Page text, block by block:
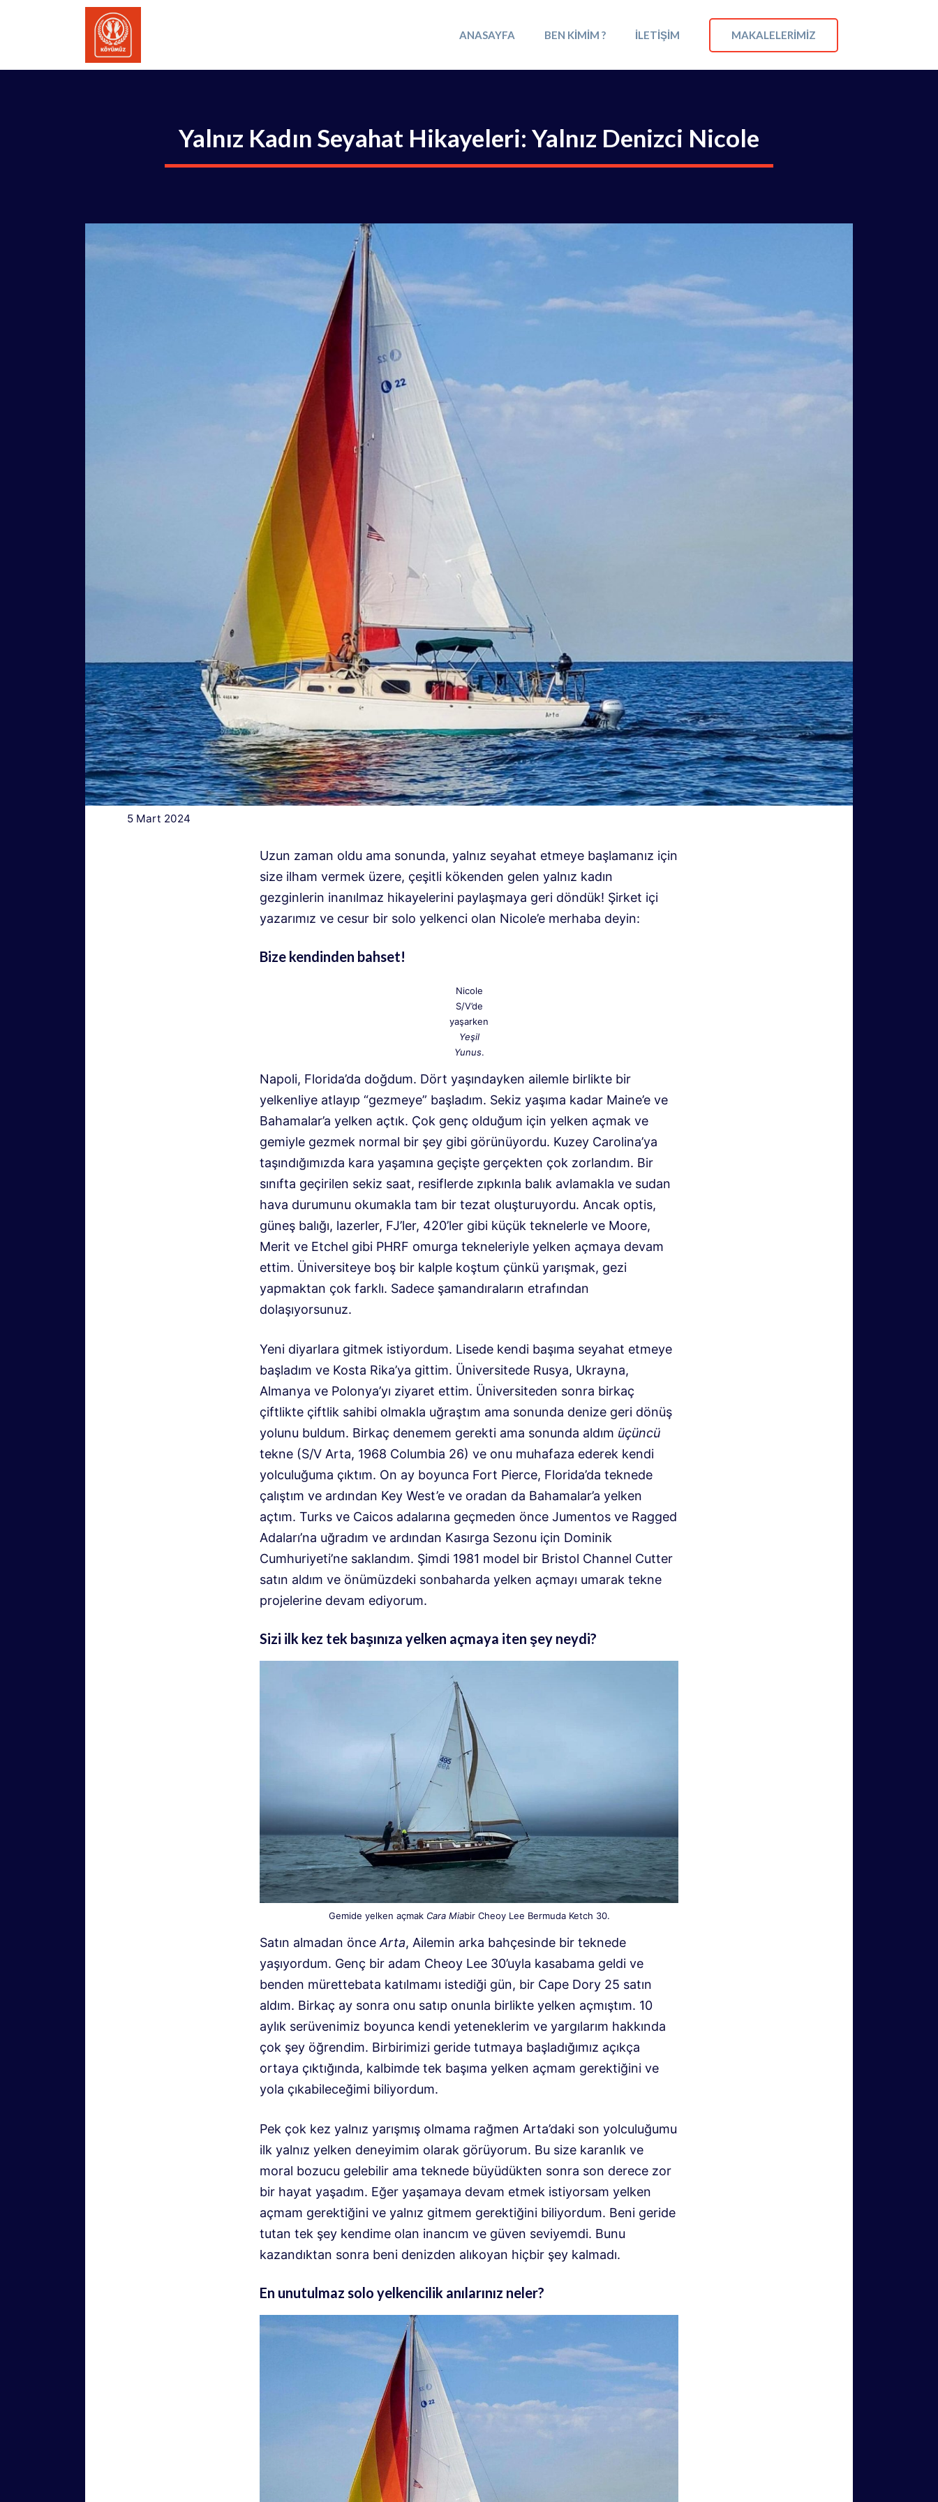
ANASAYFA BEN KIMIM ? İLETIŞIM MAKALELERIMIZ
Yalnız Kadın Seyahat Hikayeleri: Yalnız Denizci Nicole
5 Mart 2024
Uzun zaman oldu ama sonunda, yalnız seyahat etmeye başlamanız için
size ilham vermek üzere, çeşitli kökenden gelen yalnız kadın
gezginlerin inanılmaz hikayelerini paylaşmaya geri döndük! Şirket içi
yazarımız ve cesur bir solo yelkenci olan Nicole’e merhaba deyin:
Bize kendinden bahset!
Nicole
S/V’de
yaşarken
Yeşil
Yunus.
Napoli, Florida’da doğdum. Dört yaşındayken ailemle birlikte bir
yelkenliye atlayıp “gezmeye” başladım. Sekiz yaşıma kadar Maine’e ve
Bahamalar’a yelken açtık. Çok genç olduğum için yelken açmak ve
gemiyle gezmek normal bir şey gibi görünüyordu. Kuzey Carolina’ya
taşındığımızda kara yaşamına geçişte gerçekten çok zorlandım. Bir
sınıfta geçirilen sekiz saat, resiflerde zıpkınla balık avlamakla ve sudan
hava durumunu okumakla tam bir tezat oluşturuyordu. Ancak optis,
güneş balığı, lazerler, FJ’ler, 420’ler gibi küçük teknelerle ve Moore,
Merit ve Etchel gibi PHRF omurga tekneleriyle yelken açmaya devam
ettim. Üniversiteye boş bir kalple koştum çünkü yarışmak, gezi
yapmaktan çok farklı. Sadece şamandıraların etrafından
dolaşıyorsunuz.
Yeni diyarlara gitmek istiyordum. Lisede kendi başıma seyahat etmeye
başladım ve Kosta Rika’ya gittim. Üniversitede Rusya, Ukrayna,
Almanya ve Polonya’yı ziyaret ettim. Üniversiteden sonra birkaç
çiftlikte çiftlik sahibi olmakla uğraştım ama sonunda denize geri dönüş
yolunu buldum. Birkaç denemem gerekti ama sonunda aldım üçüncü
tekne (S/V Arta, 1968 Columbia 26) ve onu muhafaza ederek kendi
yolculuğuma çıktım. On ay boyunca Fort Pierce, Florida’da teknede
çalıştım ve ardından Key West’e ve oradan da Bahamalar’a yelken
açtım. Turks ve Caicos adalarına geçmeden önce Jumentos ve Ragged
Adaları’na uğradım ve ardından Kasırga Sezonu için Dominik
Cumhuriyeti’ne saklandım. Şimdi 1981 model bir Bristol Channel Cutter
satın aldım ve önümüzdeki sonbaharda yelken açmayı umarak tekne
projelerine devam ediyorum.
Sizi ilk kez tek başınıza yelken açmaya iten şey neydi?
Gemide yelken açmak Cara Miabir Cheoy Lee Bermuda Ketch 30.
Satın almadan önce Arta, Ailemin arka bahçesinde bir teknede
yaşıyordum. Genç bir adam Cheoy Lee 30’uyla kasabama geldi ve
benden mürettebata katılmamı istediği gün, bir Cape Dory 25 satın
aldım. Birkaç ay sonra onu satıp onunla birlikte yelken açmıştım. 10
aylık serüvenimiz boyunca kendi yeteneklerim ve yargılarım hakkında
çok şey öğrendim. Birbirimizi geride tutmaya başladığımız açıkça
ortaya çıktığında, kalbimde tek başıma yelken açmam gerektiğini ve
yola çıkabileceğimi biliyordum.
Pek çok kez yalnız yarışmış olmama rağmen Arta’daki son yolculuğumu
ilk yalnız yelken deneyimim olarak görüyorum. Bu size karanlık ve
moral bozucu gelebilir ama teknede büyüdükten sonra son derece zor
bir hayat yaşadım. Eğer yaşamaya devam etmek istiyorsam yelken
açmam gerektiğini ve yalnız gitmem gerektiğini biliyordum. Beni geride
tutan tek şey kendime olan inancım ve güven seviyemdi. Bunu
kazandıktan sonra beni denizden alıkoyan hiçbir şey kalmadı.
En unutulmaz solo yelkencilik anılarınız neler?